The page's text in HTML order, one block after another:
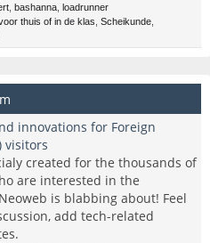
bashanna loadrunner
thuis of in de klas Scheikunde
innovations for Foreign
visitors
created for the thousands of
are interested in the
is blabbing about! Feel
add tech-related